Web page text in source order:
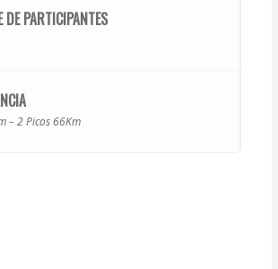
DE PARTICIPANTES
– 2 Picos 66Km